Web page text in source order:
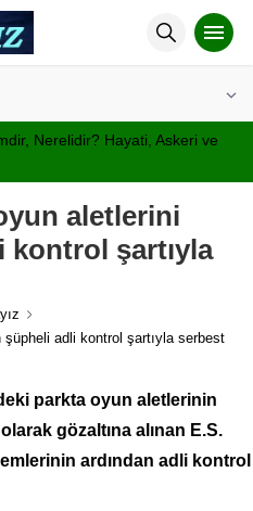
Nerelidir? Hayati, Askeri ve
aletlerini
kontrol şartıyla
adli kontrol şartıyla serbest
parkta oyun aletlerinin
gözaltına alınan E.S.
ardından adli kontrol